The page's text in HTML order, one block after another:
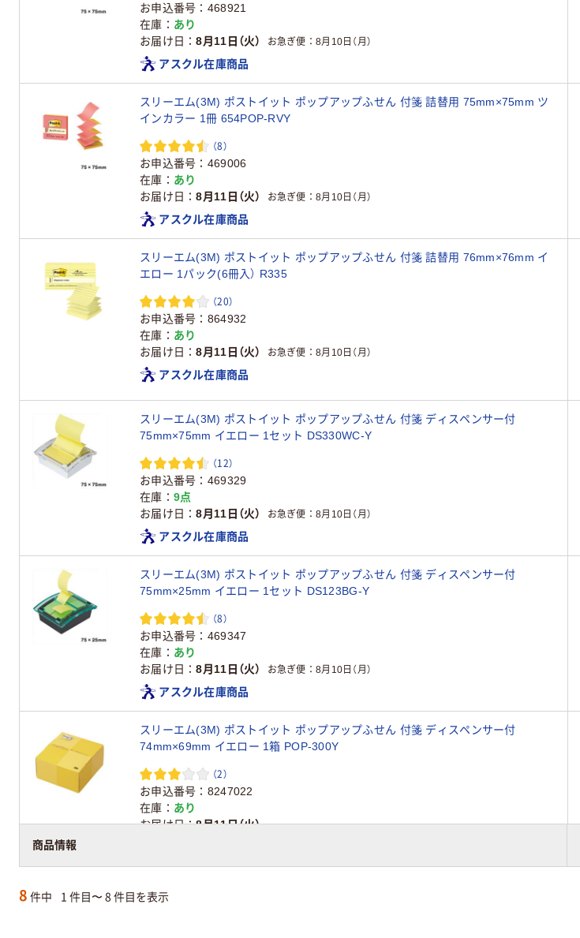
商品情報
お申込番号
468921
在庫
あり
お届け日
8月11日（火） お急ぎ便 8月10日（月）
アスクル在庫商品
スリーエム(3M) ポストイット ポップアップふせん 付箋 詰替用 75mm×75mm ツ
インカラー 1冊 654POP-RVY
（8）
お申込番号
469006
在庫
あり
お届け日
8月11日（火） お急ぎ便 8月10日（月）
アスクル在庫商品
スリーエム(3M) ポストイット ポップアップふせん 付箋 詰替用 76mm×76mm イ
エロー 1パック(6冊入） R335
（20）
お申込番号
864932
在庫
あり
お届け日
8月11日（火） お急ぎ便 8月10日（月）
アスクル在庫商品
スリーエム(3M) ポストイット ポップアップふせん 付箋 ディスペンサー付
75mm×75mm イエロー 1セット DS330WC-Y
（12）
お申込番号
469329
在庫
9点
お届け日
8月11日（火） お急ぎ便 8月10日（月）
アスクル在庫商品
スリーエム(3M) ポストイット ポップアップふせん 付箋 ディスペンサー付
75mm×25mm イエロー 1セット DS123BG-Y
（8）
お申込番号
469347
在庫
あり
お届け日
8月11日（火） お急ぎ便 8月10日（月）
アスクル在庫商品
スリーエム(3M) ポストイット ポップアップふせん 付箋 ディスペンサー付
74mm×69mm イエロー 1箱 POP-300Y
（2）
お申込番号
8247022
在庫
あり
お届け日
8月11日（火）
8 件中 1 件目〜 8 件目を表示